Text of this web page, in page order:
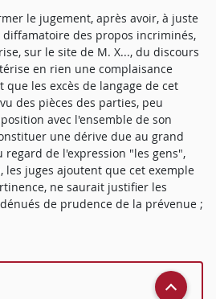
le jugement, après avoir, à juste
des propos incriminés,
sur le site de M. X..., du discours
en rien une complaisance
les excès de langage de cet
des pièces des parties, peu
avec l'ensemble de son
une dérive due au grand
regard de l'expression "les gens",
les juges ajoutent que cet exemple
ne saurait justifier les
de prudence de la prévenue ;